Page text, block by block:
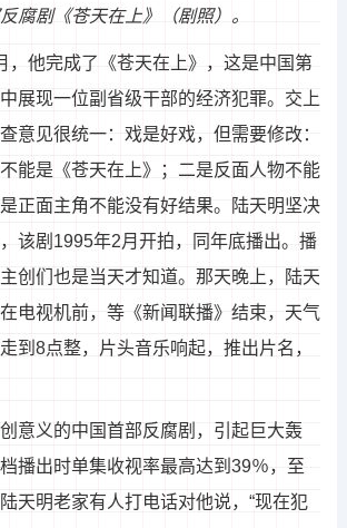
腐剧《苍天在上》（剧照）。
，他完成了《苍天在上》，这是中国第
展现一位副省级干部的经济犯罪。交上
意见很统一：戏是好戏，但需要修改：
能是《苍天在上》；二是反面人物不能
正面主角不能没有好结果。陆天明坚决
该剧1995年2月开拍，同年底播出。播
创们也是当天才知道。那天晚上，陆天
电视机前，等《新闻联播》结束，天气
到8点整，片头音乐响起，推出片名，
意义的中国首部反腐剧，引起巨大轰
播出时单集收视率最高达到39％，至
天明老家有人打电话对他说，“现在犯